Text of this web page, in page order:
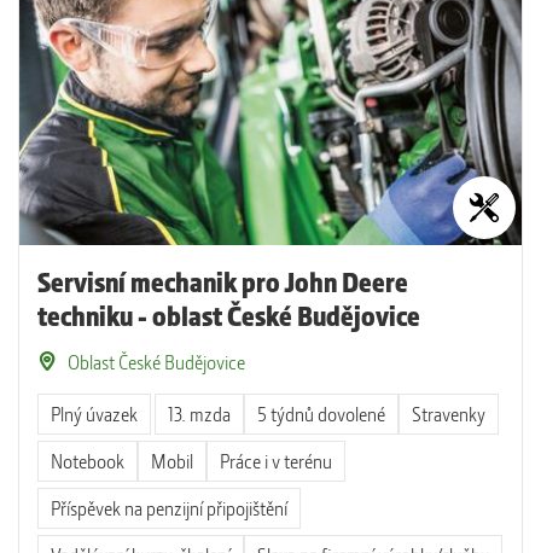
Servisní mechanik pro John Deere
techniku - oblast České Budějovice
Oblast České Budějovice
Plný úvazek 13. mzda 5 týdnů dovolené
Stravenky
Notebook
Mobil
Práce i v terénu
Příspěvek na penzijní připojištění